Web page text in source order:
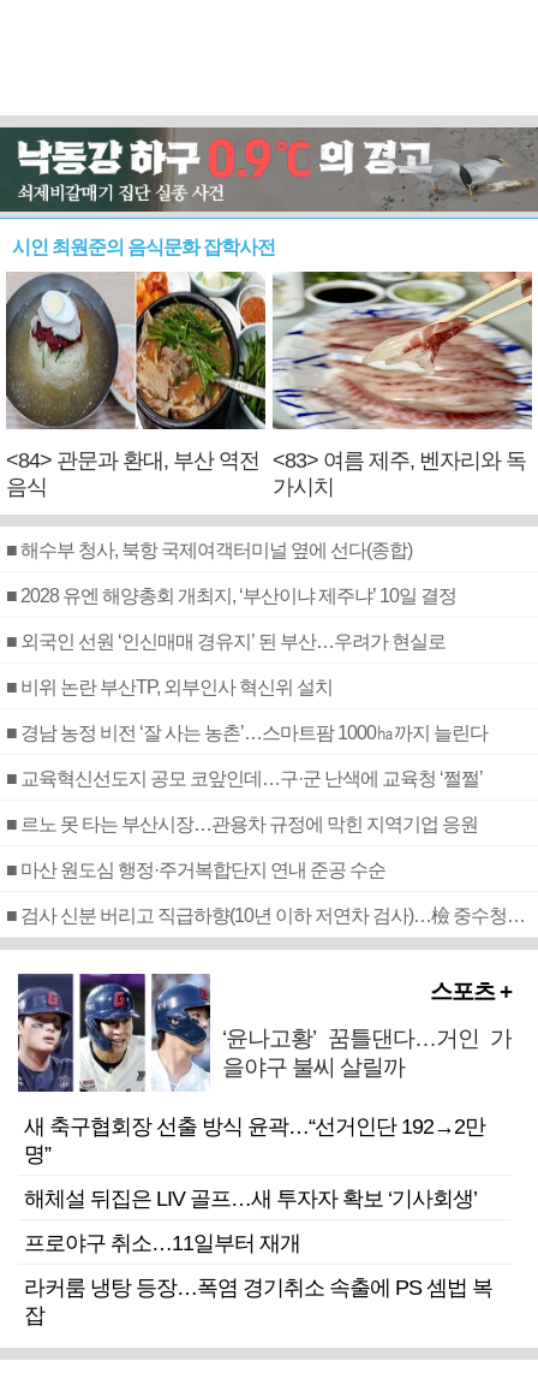
시인 최원준의 음식문화 잡학사전
<84> 관문과 환대, 부산 역전
음식
<83> 여름 제주, 벤자리와 독
가시치
■ 해수부 청사, 북항 국제여객터미널 옆에 선다(종합)
■ 2028 유엔 해양총회 개최지, ‘부산이냐 제주냐’ 10일 결정
■ 외국인 선원 ‘인신매매 경유지’ 된 부산…우려가 현실로
■ 비위 논란 부산TP, 외부인사 혁신위 설치
■ 경남 농정 비전 ‘잘 사는 농촌’…스마트팜 1000㏊까지 늘린다
■ 교육혁신선도지 공모 코앞인데…구·군 난색에 교육청 ‘쩔쩔’
■ 르노 못 타는 부산시장…관용차 규정에 막힌 지역기업 응원
■ 마산 원도심 행정·주거복합단지 연내 준공 수순
■ 검사 신분 버리고 직급하향(10년 이하 저연차 검사)…檢 중수청행 기피
스포츠 +
‘윤나고황’ 꿈틀댄다…거인 가
을야구 불씨 살릴까
새 축구협회장 선출 방식 윤곽…“선거인단 192→2만
명”
해체설 뒤집은 LIV 골프…새 투자자 확보 ‘기사회생’
프로야구 취소…11일부터 재개
라커룸 냉탕 등장…폭염 경기취소 속출에 PS 셈법 복
잡